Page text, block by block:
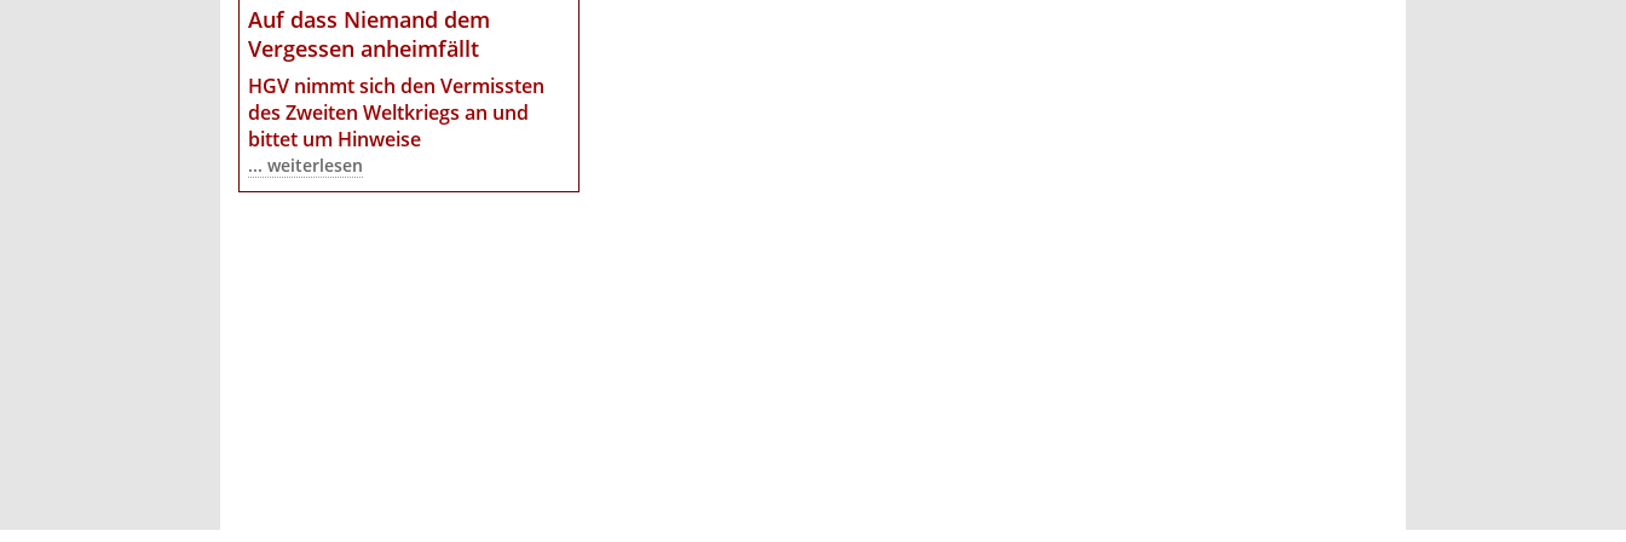
Auf dass Niemand dem
Vergessen anheimfällt
HGV nimmt sich den Vermissten
des Zweiten Weltkriegs an und
bittet um Hinweise
... weiterlesen